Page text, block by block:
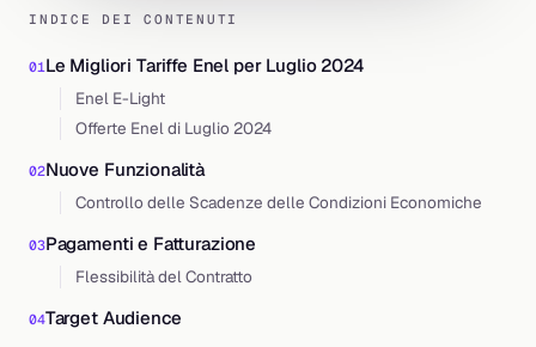
INDICE DEI CONTENUTI
Le Migliori Tariffe Enel per Luglio 2024
Enel E-Light
Offerte Enel di Luglio 2024
Nuove Funzionalità
Controllo delle Scadenze delle Condizioni Economiche
Pagamenti e Fatturazione
Flessibilità del Contratto
Target Audience